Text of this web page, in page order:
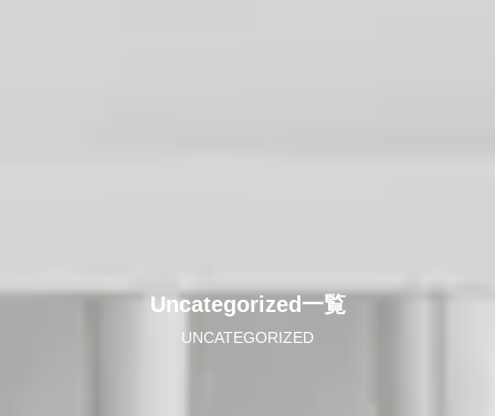
Uncategorized一覧
UNCATEGORIZED